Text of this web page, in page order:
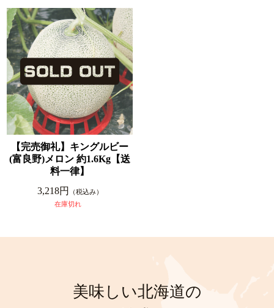
【完売御礼】キングルビー
(富良野)メロン 約1.6Kg【送
料一律】
3,218円
（税込み）
在庫切れ
美味しい北海道の